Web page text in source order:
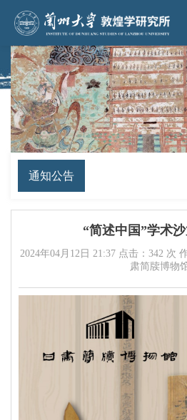
通知公告
“简述中国”学术
2024年04月12日 21:37 点击： 342次
肃简牍博物